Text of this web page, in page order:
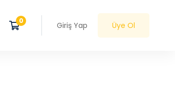
Giriş Yap Üye Ol